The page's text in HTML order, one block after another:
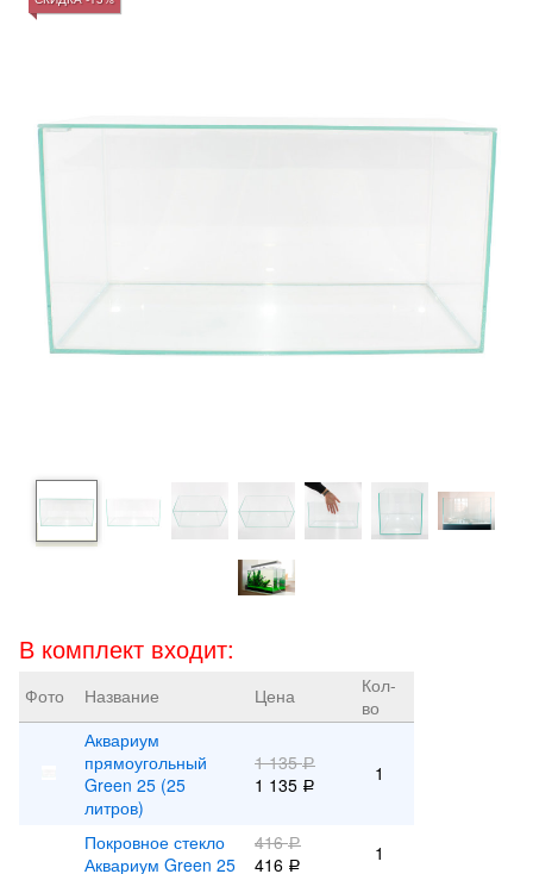
В комплект входит:
Фото Название Цена
Кол-
во
Аквариум
прямоугольный
Green 25 (25
литров)
1 135Р
1 135 Р
1
Покровное стекло
Аквариум Green 25
416Р
416 Р
1